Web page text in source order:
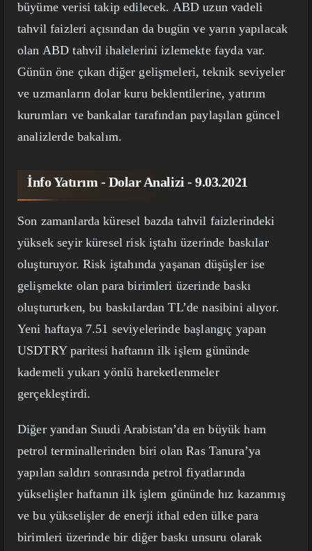
büyüme verisi takip edilecek. ABD uzun vadeli
tahvil faizleri açısından da bugün ve yarın yapılacak
olan ABD tahvil ihalelerini izlemekte fayda var.
Günün öne çıkan diğer gelişmeleri, teknik seviyeler
ve uzmanların dolar kuru beklentilerine, yatırım
kurumları ve bankalar tarafından paylaşılan güncel
analizlerde bakalım.
İnfo Yatırım - Dolar Analizi - 9.03.2021
Son zamanlarda küresel bazda tahvil faizlerindeki
yüksek seyir küresel risk iştahı üzerinde baskılar
oluşturuyor. Risk iştahında yaşanan düşüşler ise
gelişmekte olan para birimleri üzerinde baskı
oluştururken, bu baskılardan TL’de nasibini alıyor.
Yeni haftaya 7.51 seviyelerinde başlangıç yapan
USDTRY paritesi haftanın ilk işlem gününde
kademeli yukarı yönlü hareketlenmeler
gerçekleştirdi.
Diğer yandan Suudi Arabistan’da en büyük ham
petrol terminallerinden biri olan Ras Tanura’ya
yapılan saldırı sonrasında petrol fiyatlarında
yükselişler haftanın ilk işlem gününde hız kazanmış
ve bu yükselişler de enerji ithal eden ülke para
birimleri üzerinde bir diğer baskı unsuru olarak